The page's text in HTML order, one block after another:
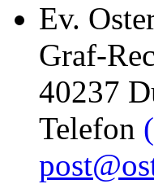
Ev.
Graf-
40237
Telefon